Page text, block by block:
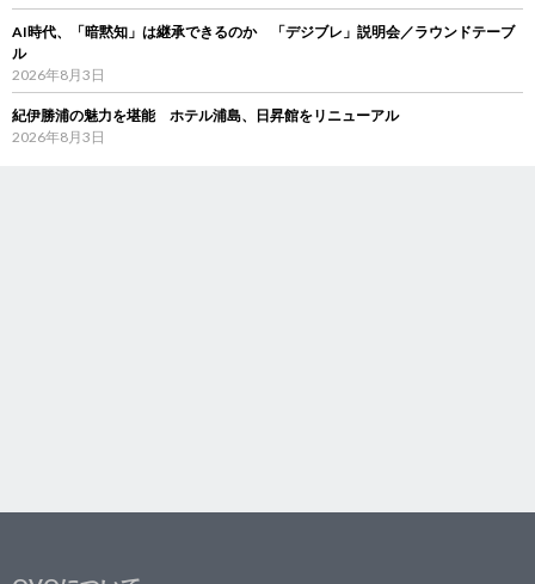
AI時代、「暗黙知」は継承できるのか 「デジブレ」説明会／ラウンドテーブ
ル
2026年8月3日
紀伊勝浦の魅力を堪能 ホテル浦島、日昇館をリニューアル
2026年8月3日